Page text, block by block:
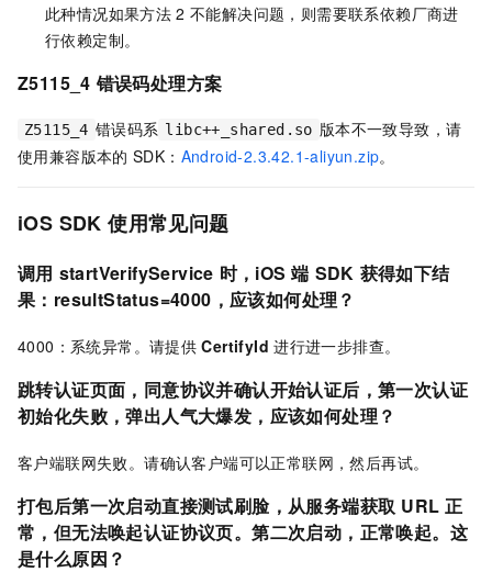
此种情况如果方法 2 不能解决问题，则需要联系依赖厂商进
行依赖定制。
Z5115_4 错误码处理方案
Z5115_4 错误码系 libc++_shared.so 版本不一致导致，请
使用兼容版本的 SDK： Android-2.3.42.1-aliyun.zip。
iOS SDK 使用常见问题
调用 startVerifyService 时，iOS 端 SDK 获得如下结
果：resultStatus=4000，应该如何处理？
4000：系统异常。请提供 CertifyId 进行进一步排查。
跳转认证页面，同意协议并确认开始认证后，第一次认证
初始化失败，弹出人气大爆发 ，应该如何处理？
客户端联网失败。请确认客户端可以正常联网，然后再试。
打包后第一次启动直接测试刷脸，从服务端获取 URL 正
常，但无法唤起认证协议页。第二次启动，正常唤起。这
是什么原因？